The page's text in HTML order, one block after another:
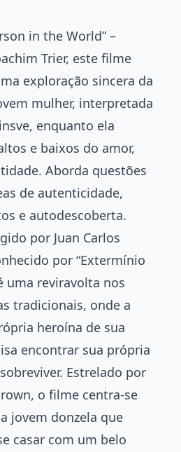
in the World” –
Trier, este filme
exploração sincera da
mulher, interpretada
enquanto ela
e baixos do amor,
Aborda questões
de autenticidade,
e autodescoberta.
por Juan Carlos
por “Extermínio
uma reviravolta nos
tradicionais, onde a
heroína de sua
encontrar sua própria
Estrelado por
o filme centra-se
jovem donzela que
casar com um belo